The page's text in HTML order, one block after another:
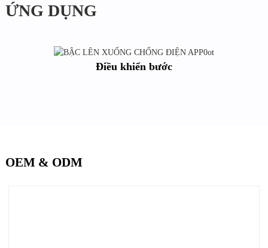
ỨNG DỤNG
Điều khiển bước
OEM & ODM